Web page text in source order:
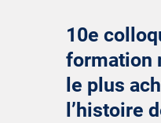
10e
formation
le plus
l’histoire